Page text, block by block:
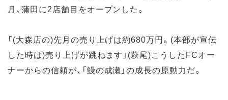
月、蒲田に2店舗目をオープンした。
「(大森店の)先月の売り上げは約680万円。(本部が宣伝
した時は)売り上げが跳ねます」(萩尾)こうしたFCオー
ナーからの信頼が、「鰻の成瀬」の成長の原動力だ。